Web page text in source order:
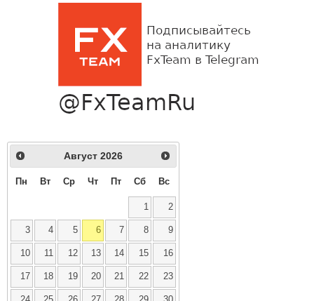
Август 2026
Пн Вт Ср Чт Пт Сб Вс
1 2
3 4 5 6 7 8 9
10 11 12 13 14 15 16
17 18 19 20 21 22 23